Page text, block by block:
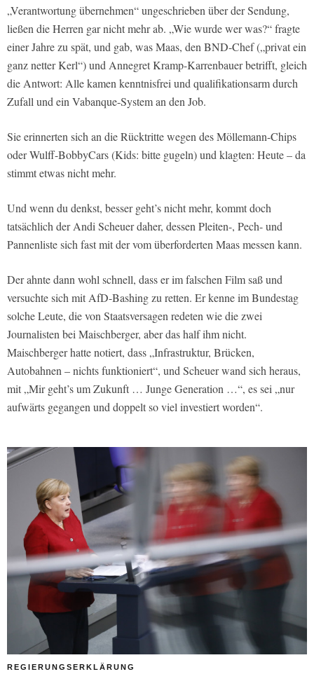
„Verantwortung übernehmen“ ungeschrieben über der Sendung,
ließen die Herren gar nicht mehr ab. „Wie wurde wer was?“ fragte
einer Jahre zu spät, und gab, was Maas, den BND-Chef („privat ein
ganz netter Kerl“) und Annegret Kramp-Karrenbauer betrifft, gleich
die Antwort: Alle kamen kenntnisfrei und qualifikationsarm durch
Zufall und ein Vabanque-System an den Job.
Sie erinnerten sich an die Rücktritte wegen des Möllemann-Chips
oder Wulff-BobbyCars (Kids: bitte gugeln) und klagten: Heute – da
stimmt etwas nicht mehr.
Und wenn du denkst, besser geht’s nicht mehr, kommt doch
tatsächlich der Andi Scheuer daher, dessen Pleiten-, Pech- und
Pannenliste sich fast mit der vom überforderten Maas messen kann.
Der ahnte dann wohl schnell, dass er im falschen Film saß und
versuchte sich mit AfD-Bashing zu retten. Er kenne im Bundestag
solche Leute, die von Staatsversagen redeten wie die zwei
Journalisten bei Maischberger, aber das half ihm nicht.
Maischberger hatte notiert, dass „Infrastruktur, Brücken,
Autobahnen – nichts funktioniert“, und Scheuer wand sich heraus,
mit „Mir geht’s um Zukunft … Junge Generation …“, es sei „nur
aufwärts gegangen und doppelt so viel investiert worden“.
REGIERUNGSERKLÄRUNG